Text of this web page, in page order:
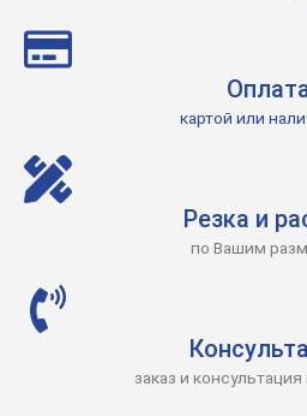
картой или
Резка и
по Вашим
заказ и